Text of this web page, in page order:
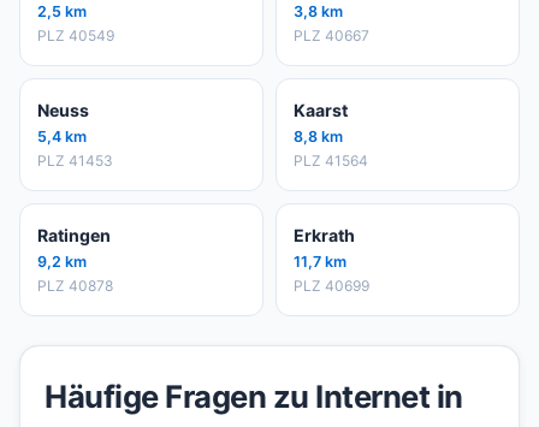
2,5 km
PLZ 40549
3,8 km
PLZ 40667
Neuss
5,4 km
PLZ 41453
Kaarst
8,8 km
PLZ 41564
Ratingen
9,2 km
PLZ 40878
Erkrath
11,7 km
PLZ 40699
Häufige Fragen zu Internet in